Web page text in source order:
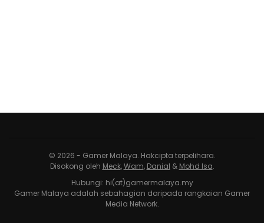
© 2026 - Gamer Malaya. Hakcipta terpelihara.
Disokong oleh Meck,Wam, Danial & Mohd Isa.
Hubungi: hi(at)gamermalaya.my
Gamer Malaya adalah sebahagian daripada rangkaian Gamer
Media Network.